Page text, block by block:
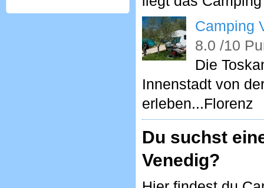
Camping
8.0 /10
Die
Innenstadt von
erleben...Florenz
Du suchst
Venedig?